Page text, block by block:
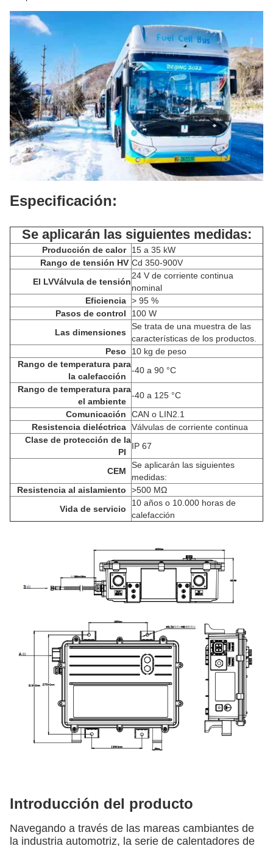
Especificación:
Se aplicarán las siguientes medidas:
Producción de calor
15 a 35 kW
Rango de tensión HV Cd 350-900V
El LVVálvula de tensión
24 V de corriente continua
nominal
Eficiencia > 95 %
Pasos de control
100 W
Las dimensiones
Se trata de una muestra de las
características de los productos.
Peso
10 kg de peso
Rango de temperatura para
la calefacción
-40 a 90 °C
Rango de temperatura para
el ambiente
-40 a 125 °C
Comunicación
CAN o LIN2.1
Resistencia dieléctrica Válvulas de corriente continua
Clase de protección de la
PI
IP 67
CEM
Se aplicarán las siguientes
medidas:
Resistencia al aislamiento
>500 MΩ
Vida de servicio
10 años o 10.000 horas de
calefacción
Introducción del producto
Navegando a través de las mareas cambiantes de
la industria automotriz, la serie de calentadores de